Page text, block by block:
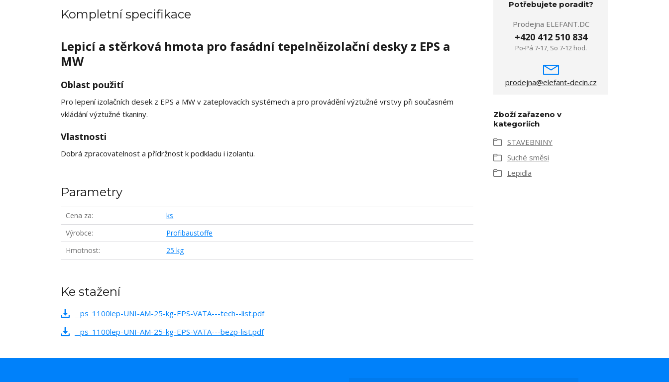
Kompletní specifikace
Lepicí a stěrková hmota pro fasádní tepelněizolační desky z EPS a
MW
Oblast použití
Pro lepení izolačních desek z EPS a MW v zateplovacích systémech a pro provádění výztužné vrstvy při současném
vkládání výztužné tkaniny.
Vlastnosti
Dobrá zpracovatelnost a přídržnost k podkladu i izolantu.
Parametry
Cena za
ks
Výrobce
Profibaustoffe
Hmotnost
25 kg
Potřebujete poradit?
Prodejna ELEFANT.DC
+420 412 510 834
Po-Pá 7-17, So 7-12 hod.
prodejna@elefant-decin.cz
Zboží zařazeno v
kategoriích
STAVEBNINY
Suché směsi
Lepidla
Ke stažení
_ps_1100lep-UNI-AM-25-kg-EPS-VATA---tech--list.pdf
_ps_1100lep-UNI-AM-25-kg-EPS-VATA---bezp-list.pdf